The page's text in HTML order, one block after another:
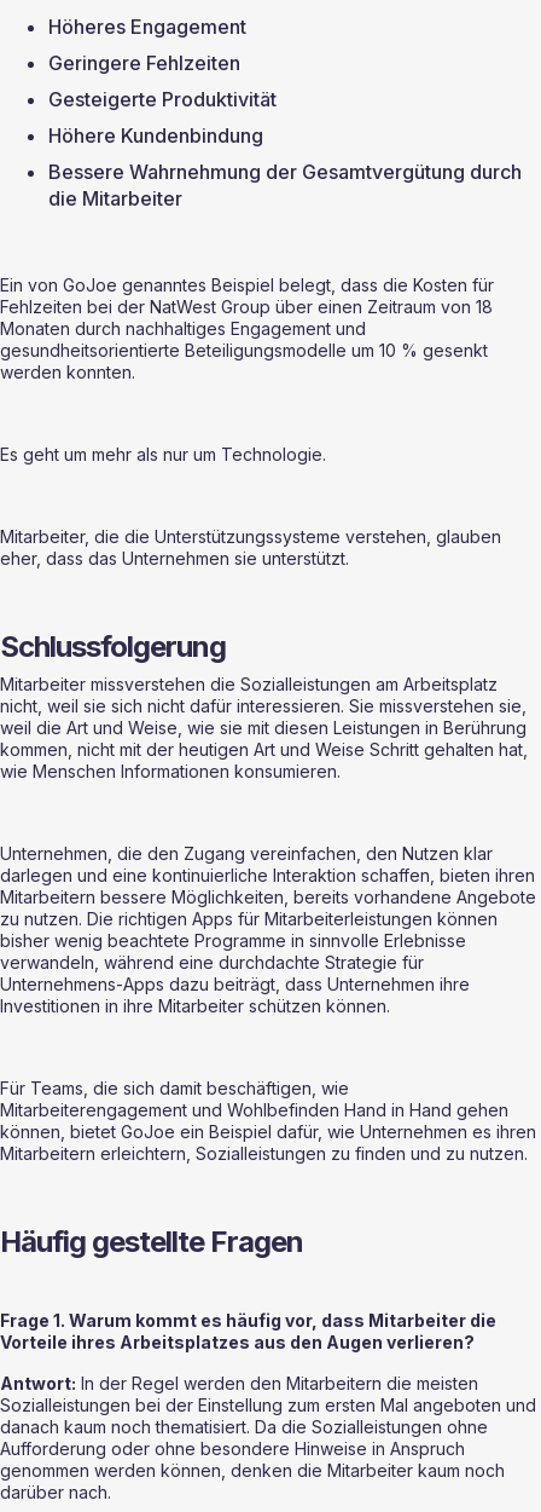
Höheres Engagement
Geringere Fehlzeiten
Gesteigerte Produktivität
Höhere Kundenbindung
Bessere Wahrnehmung der Gesamtvergütung durch
die Mitarbeiter
Ein von GoJoe genanntes Beispiel belegt, dass die Kosten für
Fehlzeiten bei der NatWest Group über einen Zeitraum von 18
Monaten durch nachhaltiges Engagement und
gesundheitsorientierte Beteiligungsmodelle um 10 % gesenkt
werden konnten.
Es geht um mehr als nur um Technologie.
Mitarbeiter, die die Unterstützungssysteme verstehen, glauben
eher, dass das Unternehmen sie unterstützt.
Schlussfolgerung
Mitarbeiter missverstehen die Sozialleistungen am Arbeitsplatz
nicht, weil sie sich nicht dafür interessieren. Sie missverstehen sie,
weil die Art und Weise, wie sie mit diesen Leistungen in Berührung
kommen, nicht mit der heutigen Art und Weise Schritt gehalten hat,
wie Menschen Informationen konsumieren.
Unternehmen, die den Zugang vereinfachen, den Nutzen klar
darlegen und eine kontinuierliche Interaktion schaffen, bieten ihren
Mitarbeitern bessere Möglichkeiten, bereits vorhandene Angebote
zu nutzen. Die richtigen Apps für Mitarbeiterleistungen können
bisher wenig beachtete Programme in sinnvolle Erlebnisse
verwandeln, während eine durchdachte Strategie für
Unternehmens-Apps dazu beiträgt, dass Unternehmen ihre
Investitionen in ihre Mitarbeiter schützen können.
Für Teams, die sich damit beschäftigen, wie
Mitarbeiterengagement und Wohlbefinden Hand in Hand gehen
können, bietet GoJoe ein Beispiel dafür, wie Unternehmen es ihren
Mitarbeitern erleichtern, Sozialleistungen zu finden und zu nutzen.
Häufig gestellte Fragen
Frage 1. Warum kommt es häufig vor, dass Mitarbeiter die
Vorteile ihres Arbeitsplatzes aus den Augen verlieren?
Antwort: In der Regel werden den Mitarbeitern die meisten
Sozialleistungen bei der Einstellung zum ersten Mal angeboten und
danach kaum noch thematisiert. Da die Sozialleistungen ohne
Aufforderung oder ohne besondere Hinweise in Anspruch
genommen werden können, denken die Mitarbeiter kaum noch
darüber nach.